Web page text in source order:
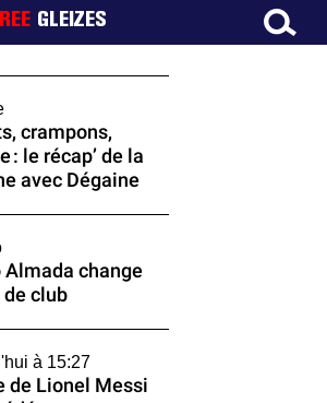
GLEIZES
crampons,
: le récap’ de la
avec Dégaine
Almada change
de club
à 15:27
de Lionel Messi